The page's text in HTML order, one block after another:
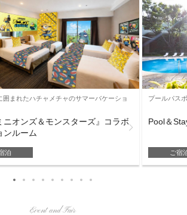
囲まれたハチャメチャのサマーバケーショ
ニオンズ＆モンスターズ』コラボ
ンルーム
泊
プールパス
Pool＆
ご宿
Event and Fair